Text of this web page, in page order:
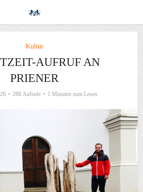
Kultur
AUFRUF AN
PRIENER
288 Aufrufe 1 Minuten zum Lesen